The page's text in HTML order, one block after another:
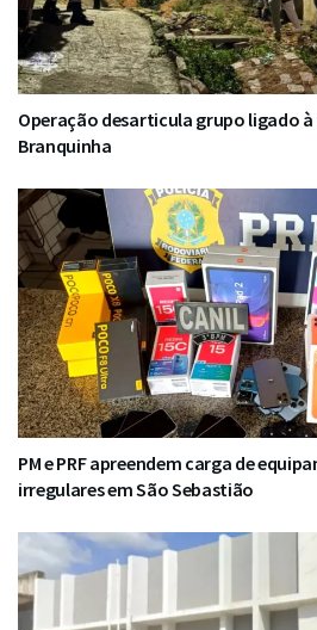
Operação desarticula grupo ligado
Branquinha
PM e PRF apreendem carga de
irregulares em São Sebastião